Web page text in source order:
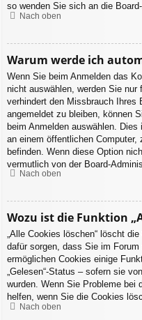
so wenden Sie sich an die
Nach oben
Warum werde ich
Wenn Sie beim Anmelden das
nicht auswählen, werden Sie
verhindert den Missbrauch Ihres
angemeldet zu bleiben, können
beim Anmelden auswählen.
an einem öffentlichen Computer,
befinden. Wenn diese Option
vermutlich von der Board-
Nach oben
Wozu ist die Funktion
„Alle Cookies löschen“ löscht
dafür sorgen, dass Sie im
ermöglichen Cookies einige
„Gelesen“-Status – sofern sie
wurden. Wenn Sie Probleme bei
helfen, wenn Sie die Cookies
Nach oben